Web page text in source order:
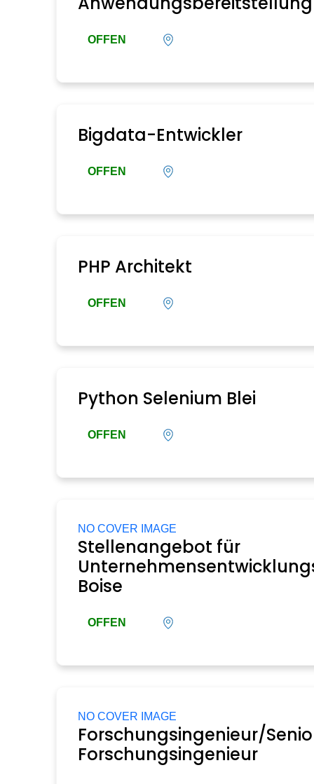
OFFEN
Bigdata-Entwickler
OFFEN
PHP Architekt
OFFEN
Python Selenium Blei
OFFEN
NO COVER IMAGE
Stellenangebot für
Boise
OFFEN
NO COVER IMAGE
Forschungsingenieur/
Forschungsingenieur